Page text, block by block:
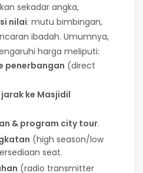
sekadar angka,
nilai: mutu bimbingan,
ibadah. Umumnya,
harga meliputi:
penerbangan (direct
ke Masjidil
& program city tour.
(high season/low
seat.
(radio transmitter